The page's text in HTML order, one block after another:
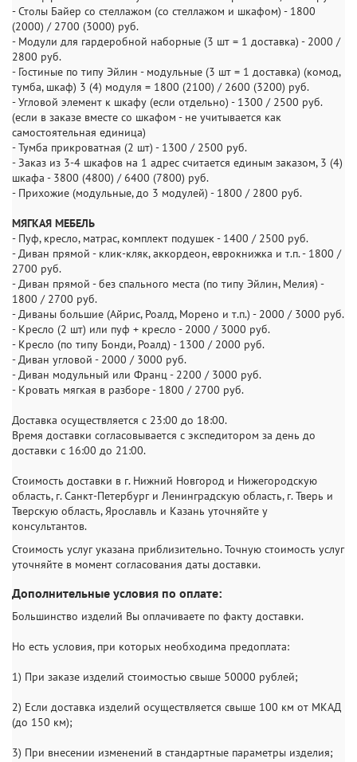
- Столы Байер со стеллажом (со стеллажом и шкафом) - 1800
(2000) / 2700 (3000) руб.
- Модули для гардеробной наборные (3 шт = 1 доставка) - 2000 /
2800 руб.
- Гостиные по типу Эйлин - модульные (3 шт = 1 доставка) (комод,
тумба, шкаф) 3 (4) модуля = 1800 (2100) / 2600 (3200) руб.
- Угловой элемент к шкафу (если отдельно) - 1300 / 2500 руб.
(если в заказе вместе со шкафом - не учитывается как
самостоятельная единица)
- Тумба прикроватная (2 шт) - 1300 / 2500 руб.
- Заказ из 3-4 шкафов на 1 адрес считается единым заказом, 3 (4)
шкафа - 3800 (4800) / 6400 (7800) руб.
- Прихожие (модульные, до 3 модулей) - 1800 / 2800 руб.
МЯГКАЯ МЕБЕЛЬ
- Пуф, кресло, матрас, комплект подушек - 1400 / 2500 руб.
- Диван прямой - клик-кляк, аккордеон, еврокнижка и т.п. - 1800 /
2700 руб.
- Диван прямой - без спального места (по типу Эйлин, Мелия) -
1800 / 2700 руб.
- Диваны большие (Айрис, Роалд, Морено и т.п.) - 2000 / 3000 руб.
- Кресло (2 шт) или пуф + кресло - 2000 / 3000 руб.
- Кресло (по типу Бонди, Роалд) - 1300 / 2000 руб.
- Диван угловой - 2000 / 3000 руб.
- Диван модульный или Франц - 2200 / 3000 руб.
- Кровать мягкая в разборе - 1800 / 2700 руб.
Доставка осуществляется с 23:00 до 18:00.
Время доставки согласовывается с экспедитором за день до
доставки с 16:00 до 21:00.
Стоимость доставки в г. Нижний Новгород и Нижегородскую
область, г. Санкт-Петербург и Ленинградскую область, г. Тверь и
Тверскую область, Ярославль и Казань уточняйте у
консультантов.
Стоимость услуг указана приблизительно. Точную стоимость услуг
уточняйте в момент согласования даты доставки.
Дополнительные условия по оплате:
Большинство изделий Вы оплачиваете по факту доставки.
Но есть условия, при которых необходима предоплата:
1) При заказе изделий стоимостью свыше 50000 рублей;
2) Если доставка изделий осуществляется свыше 100 км от МКАД
(до 150 км);
3) При внесении изменений в стандартные параметры изделия;